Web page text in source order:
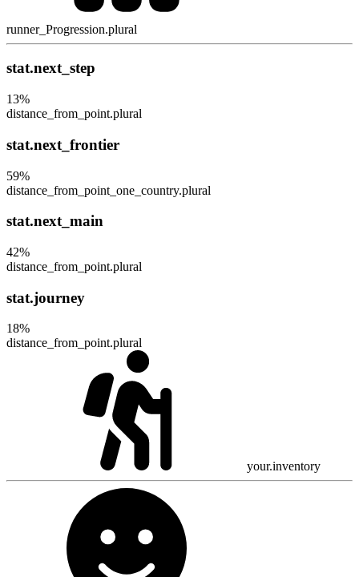
runner_Progression.plural
stat.next_step
13%
distance_from_point.plural
stat.next_frontier
59%
distance_from_point_one_country.plural
stat.next_main
42%
distance_from_point.plural
stat.journey
18%
distance_from_point.plural
your.inventory